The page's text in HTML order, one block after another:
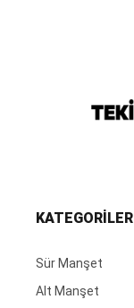
KATEGORİLER
Sür Manşet
Alt Manşet